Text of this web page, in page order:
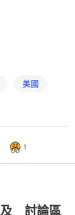
美國
1
及 討論區